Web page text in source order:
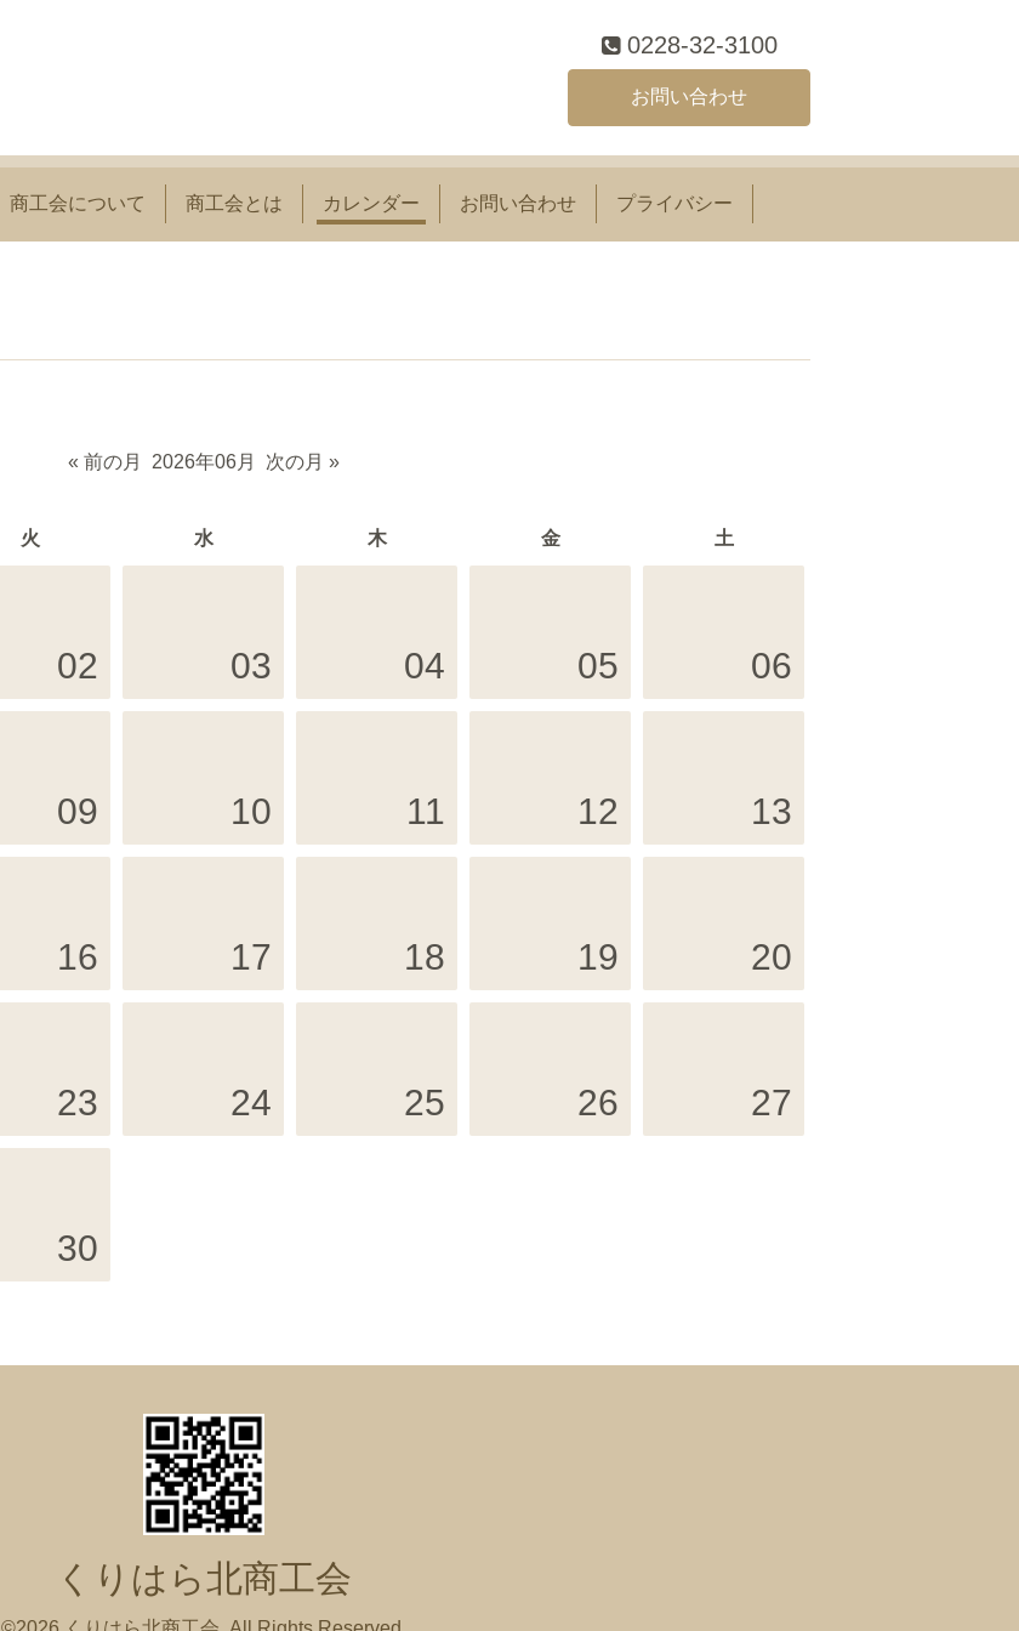
0228-32-3100
お問い合わせ
商工会について 商工会とは カレンダー お問い合わせ プライバシー
« 前の月 2026年06月 次の月 »
火 水 木 金 土
02 03 04 05 06
09 10 11 12 13
16 17 18 19 20
23 24 25 26 27
30
くりはら北商工会